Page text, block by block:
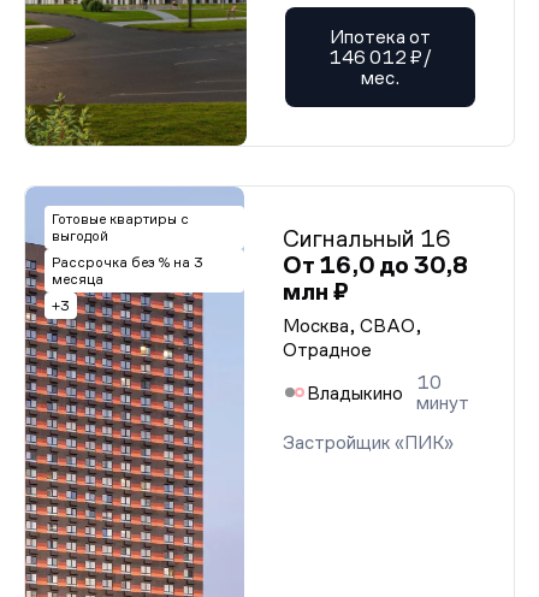
Ипотека от
146 012 ₽/
мес.
Готовые квартиры с
выгодой
Рассрочка без % на 3
месяца
+3
Сигнальный 16
От 16,0 до 30,8
млн ₽
Москва, СВАО,
Отрадное
Владыкино
10
минут
Застройщик «ПИК»